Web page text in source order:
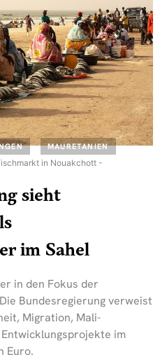
in Nouakchott -
MAURETANIEN
sieht
im Sahel
in den Fokus der
Bundesregierung verweist
Migration, Mali-
im
Euro.